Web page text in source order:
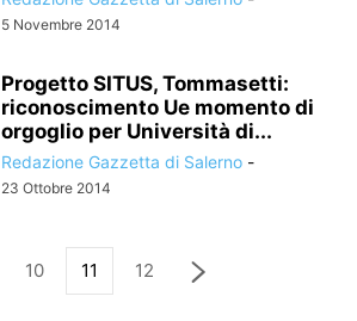
5 Novembre 2014
Progetto SITUS, Tommasetti:
riconoscimento Ue momento di
orgoglio per Università di...
Redazione Gazzetta di Salerno -
23 Ottobre 2014
10 11 12